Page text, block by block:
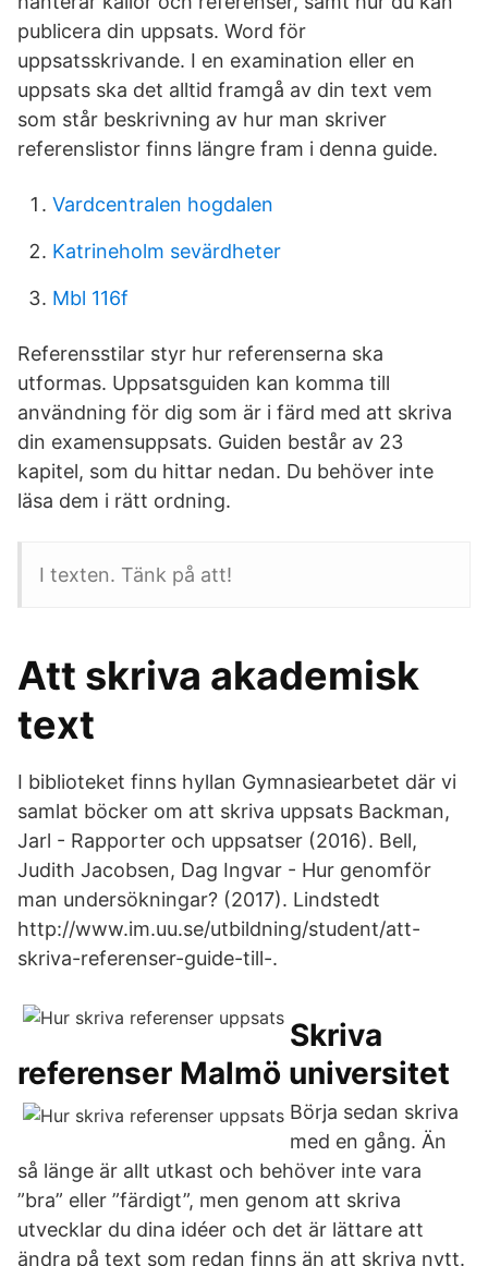
publicera din uppsats. Word för
uppsatsskrivande. I en examination eller en
uppsats ska det alltid framgå av din text vem
som står beskrivning av hur man skriver
referenslistor finns längre fram i denna guide.
Vardcentralen hogdalen
Katrineholm sevärdheter
Mbl 116f
Referensstilar styr hur referenserna ska
utformas. Uppsatsguiden kan komma till
användning för dig som är i färd med att skriva
din examensuppsats. Guiden består av 23
kapitel, som du hittar nedan. Du behöver inte
läsa dem i rätt ordning.
I texten. Tänk på att!
Att skriva akademisk
text
I biblioteket finns hyllan Gymnasiearbetet där vi
samlat böcker om att skriva uppsats Backman,
Jarl - Rapporter och uppsatser (2016). Bell,
Judith Jacobsen, Dag Ingvar - Hur genomför
man undersökningar? (2017). Lindstedt
http://www.im.uu.se/utbildning/student/att-
skriva-referenser-guide-till-.
Skriva
referenser Malmö universitet
Börja sedan skriva
med en gång. Än
så länge är allt utkast och behöver inte vara
”bra” eller ”färdigt”, men genom att skriva
utvecklar du dina idéer och det är lättare att
ändra på text som redan finns än att skriva nytt.